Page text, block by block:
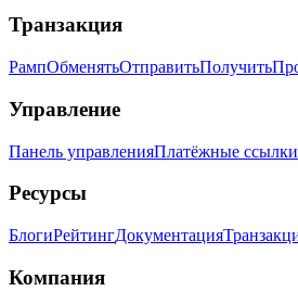
Транзакция
РампОбменятьОтправитьПолучить
Управление
Панель управленияПлатёжные ссылки
Ресурсы
БлогиРейтингДокументация
Компания